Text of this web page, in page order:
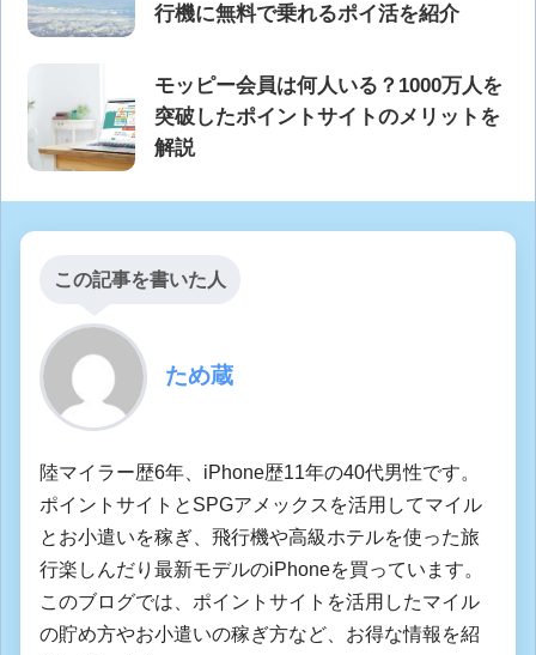
行機に無料で乗れるポイ活を紹介
モッピー会員は何人いる？1000万人を
突破したポイントサイトのメリットを
解説
この記事を書いた人
ため蔵
陸マイラー歴6年、iPhone歴11年の40代男性です。
ポイントサイトとSPGアメックスを活用してマイル
とお小遣いを稼ぎ、飛行機や高級ホテルを使った旅
行楽しんだり最新モデルのiPhoneを買っています。
このブログでは、ポイントサイトを活用したマイル
の貯め方やお小遣いの稼ぎ方など、お得な情報を紹